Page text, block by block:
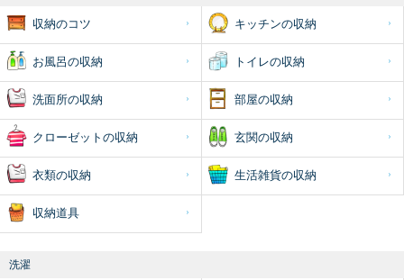
収納のコツ キッチンの収納
お風呂の収納 トイレの収納
洗面所の収納 部屋の収納
クローゼットの収納 玄関の収納
衣類の収納 生活雑貨の収納
収納道具
洗濯